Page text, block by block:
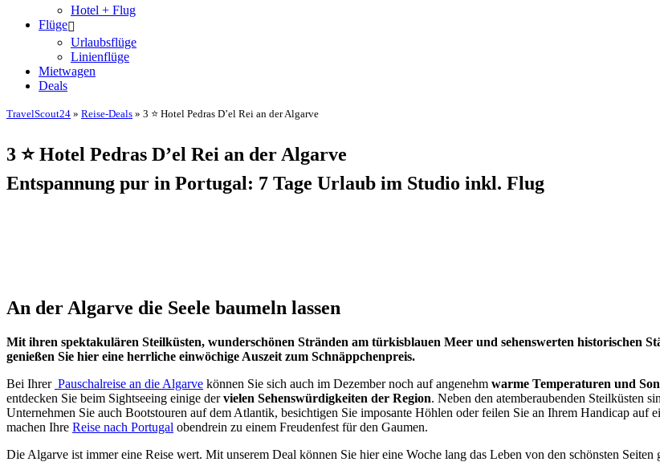
Hotel + Flug
Flüge
Urlaubsflüge
Linienflüge
Mietwagen
Deals
TravelScout24 » Reise-Deals » 3 ⭐ Hotel Pedras D’el Rei an der Algarve
3 ⭐ Hotel Pedras D’el Rei an der Algarve
Entspannung pur in Portugal: 7 Tage Urlaub im Studio inkl. Flug
An der Algarve die Seele baumeln lassen
Mit ihren spektakulären Steilküsten, wunderschönen Stränden am türkisblauen Meer und sehenswerten historischen
genießen Sie hier eine herrliche einwöchige Auszeit zum Schnäppchenpreis.
Bei Ihrer Pauschalreise an die Algarve können Sie sich auch im Dezember noch auf angenehm warme Temperaturen und
entdecken Sie beim Sightseeing einige dervielen Sehenswürdigkeiten der Region. Neben den atemberaubenden Steilküsten
Unternehmen Sie auch Bootstouren auf dem Atlantik, besichtigen Sie imposante Höhlen oder feilen Sie an Ihrem Handicap auf
machen Ihre Reise nach Portugal obendrein zu einem Freudenfest für den Gaumen.
Die Algarve ist immer eine Reise wert. Mit unserem Deal können Sie hier eine Woche lang das Leben von den schönsten Seiten